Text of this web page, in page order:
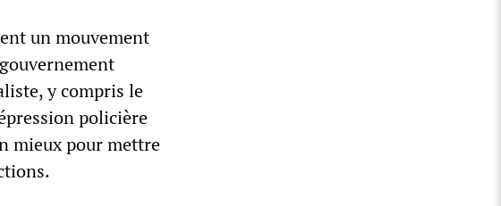
un mouvement
y compris le
policière
mieux pour mettre